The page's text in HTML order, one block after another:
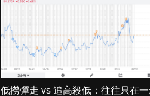
低撈彈走 vs 追高殺低：往往只在一